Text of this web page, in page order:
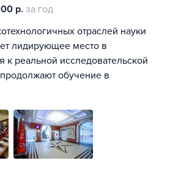
р. за год
отраслей науки
лидирующее место в
к реальной исследовательской
обучение в